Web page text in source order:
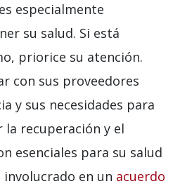
especialmente
su salud. Si está
priorice su atención.
con sus proveedores
y sus necesidades para
recuperación y el
esenciales para su salud
en un acuerdo